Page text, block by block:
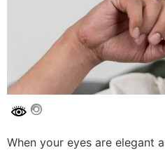
When your eyes are elegant